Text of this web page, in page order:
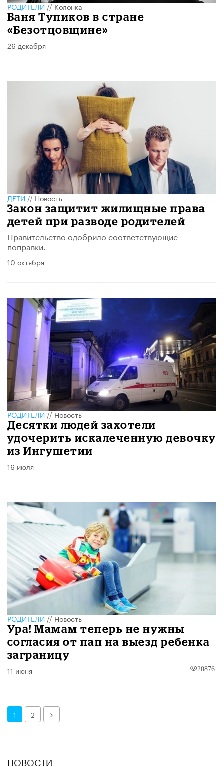
РОДИТЕЛИ//Колонка
Ваня Тупиков в стране
«Безотцовщине»
26 декабря
ДЕТИ//Новость
Закон защитит жилищные права
детей при разводе родителей
Правительство одобрило соответствующие
поправки.
10 октября
РОДИТЕЛИ//Новость
Десятки людей захотели
удочерить искалеченную девочку
из Ингушетии
16 июля
РОДИТЕЛИ//Новость
Ура! Мамам теперь не нужны
согласия от пап на выезд ребенка
заграницу
11 июня 20876
1 2 Далее
НОВОСТИ